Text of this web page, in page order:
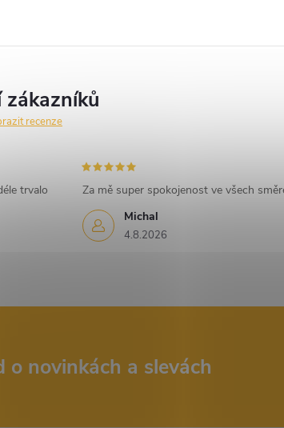
zákazníků
recenze
trvalo
Michal
4.8.2026
Za mě super spokojenost ve všech
o novinkách a slevách